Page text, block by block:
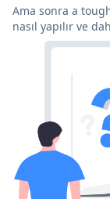
Ama sonra a
nasıl yapılır ve